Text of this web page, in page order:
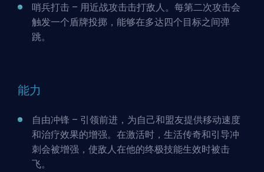
哨兵打击 – 用近战攻击击打敌人。每第二次攻击会
触发一个盾牌投掷，能够在多达四个目标之间弹
跳。
能力
自由冲锋 – 引领前进，为自己和盟友提供移动速度
和治疗效果的增强。在激活时，生活传奇和引导冲
刺会被增强，使敌人在他的终极技能生效时被击
飞。